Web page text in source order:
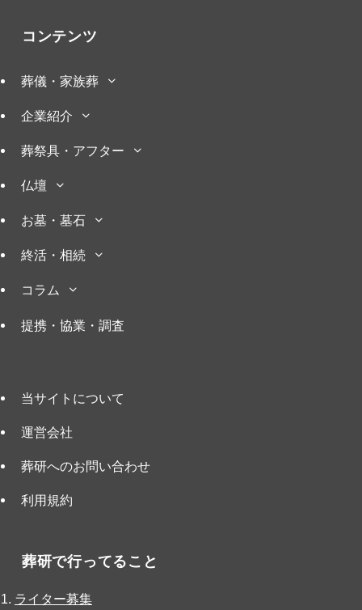
コンテンツ
葬儀・家族葬
企業紹介
葬祭具・アフター
仏壇
お墓・墓石
終活・相続
コラム
提携・協業・調査
当サイトについて
運営会社
葬研へのお問い合わせ
利用規約
葬研で行ってること
ライター募集